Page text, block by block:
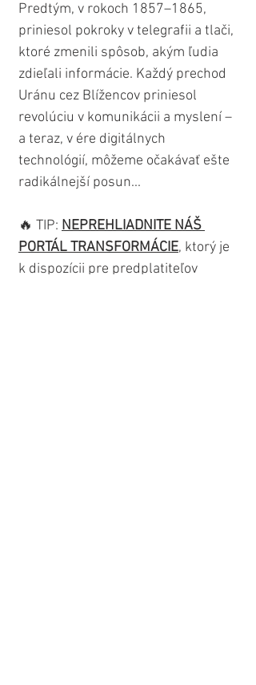
Predtým, v rokoch 1857–1865,
priniesol pokroky v telegrafii a tlači,
ktoré zmenili spôsob, akým ľudia
zdieľali informácie. Každý prechod
Uránu cez Blížencov priniesol
revolúciu v komunikácii a myslení –
a teraz, v ére digitálnych
technológií, môžeme očakávať ešte
radikálnejší posun...
🔥 TIP: NEPREHLIADNITE NÁŠ
PORTÁL TRANSFORMÁCIE, ktorý je
k dispozícii pre predplatiteľov